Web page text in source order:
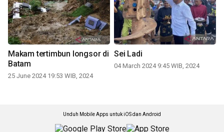
Makam tertimbun longsor di
Batam
25 June 2024 19:53 WIB, 2024
Sei Ladi
04 March 2024 9:45 WIB, 2024
Unduh Mobile Apps untuk iOS dan Android